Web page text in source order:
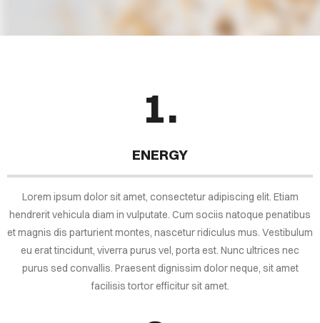
1.
ENERGY
Lorem ipsum dolor sit amet, consectetur adipiscing elit. Etiam
hendrerit vehicula diam in vulputate. Cum sociis natoque penatibus
et magnis dis parturient montes, nascetur ridiculus mus. Vestibulum
eu erat tincidunt, viverra purus vel, porta est. Nunc ultrices nec
purus sed convallis. Praesent dignissim dolor neque, sit amet
facilisis tortor efficitur sit amet.